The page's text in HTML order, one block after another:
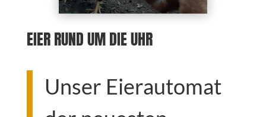
EIER RUND UM DIE UHR
Unser Eierautomat